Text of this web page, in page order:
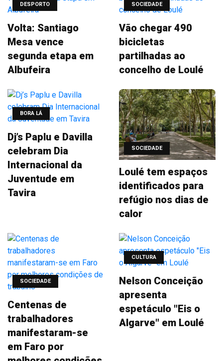
DESPORTO
Volta: Santiago
Mesa vence
segunda etapa em
Albufeira
SOCIEDADE
Vão chegar 490
bicicletas
partilhadas ao
concelho de Loulé
BORA LÁ
Dj’s Paplu e Davilla
celebram Dia
Internacional da
Juventude em
Tavira
SOCIEDADE
Loulé tem espaços
identificados para
refúgio nos dias de
calor
SOCIEDADE
Centenas de
trabalhadores
manifestaram-se
em Faro por
CULTURA
Nelson Conceição
apresenta
espetáculo "Eis o
Algarve" em Loulé